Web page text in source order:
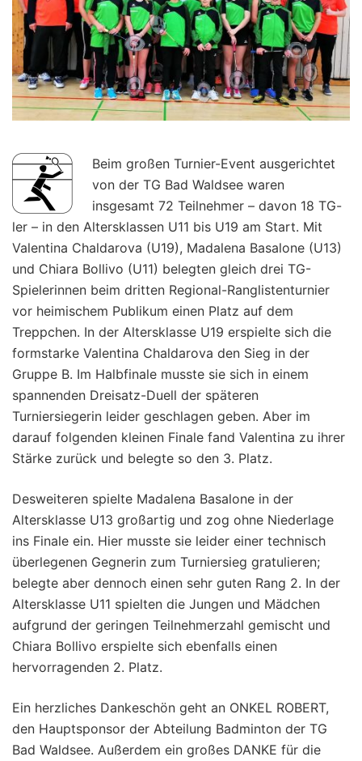
Beim großen Turnier-Event ausgerichtet
von der TG Bad Waldsee waren
insgesamt 72 Teilnehmer – davon 18 TG-
ler – in den Altersklassen U11 bis U19 am Start. Mit
Valentina Chaldarova (U19), Madalena Basalone (U13)
und Chiara Bollivo (U11) belegten gleich drei TG-
Spielerinnen beim dritten Regional-Ranglistenturnier
vor heimischem Publikum einen Platz auf dem
Treppchen. In der Altersklasse U19 erspielte sich die
formstarke Valentina Chaldarova den Sieg in der
Gruppe B. Im Halbfinale musste sie sich in einem
spannenden Dreisatz-Duell der späteren
Turniersiegerin leider geschlagen geben. Aber im
darauf folgenden kleinen Finale fand Valentina zu ihrer
Stärke zurück und belegte so den 3. Platz.
Desweiteren spielte Madalena Basalone in der
Altersklasse U13 großartig und zog ohne Niederlage
ins Finale ein. Hier musste sie leider einer technisch
überlegenen Gegnerin zum Turniersieg gratulieren;
belegte aber dennoch einen sehr guten Rang 2. In der
Altersklasse U11 spielten die Jungen und Mädchen
aufgrund der geringen Teilnehmerzahl gemischt und
Chiara Bollivo erspielte sich ebenfalls einen
hervorragenden 2. Platz.
Ein herzliches Dankeschön geht an ONKEL ROBERT,
den Hauptsponsor der Abteilung Badminton der TG
Bad Waldsee. Außerdem ein großes DANKE für die